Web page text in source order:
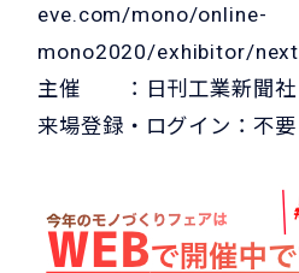
eve.com/mono/online-
mono2020/exhibitor/
主催 ：日刊工業新聞社
来場登録・ログイン：不要